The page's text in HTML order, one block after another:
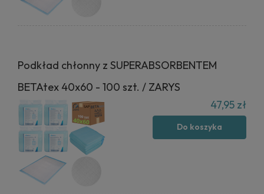
Podkład chłonny z SUPERABSORBENTEM
BETAtex 40x60 - 100 szt. / ZARYS
47,95 zł
Do koszyka